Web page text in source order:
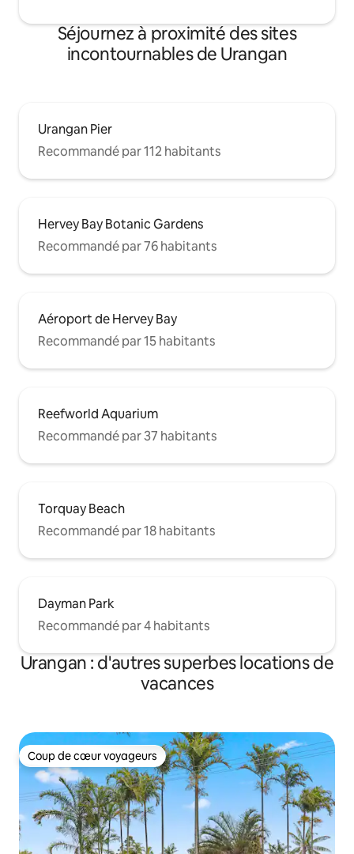
Séjournez à proximité des sites
incontournables de Urangan
Urangan Pier
Recommandé par 112 habitants
Hervey Bay Botanic Gardens
Recommandé par 76 habitants
Aéroport de Hervey Bay
Recommandé par 15 habitants
Reefworld Aquarium
Recommandé par 37 habitants
Torquay Beach
Recommandé par 18 habitants
Dayman Park
Recommandé par 4 habitants
Urangan : d'autres superbes locations de
vacances
Coup de cœur voyageurs
Coup de cœur voyageurs